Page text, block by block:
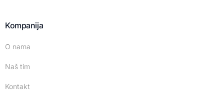
Kompanija
O nama
Naš tim
Kontakt